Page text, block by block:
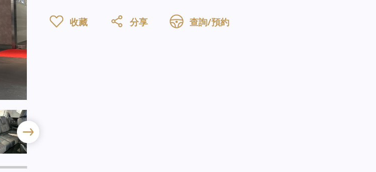
收藏 分享 查詢/預約